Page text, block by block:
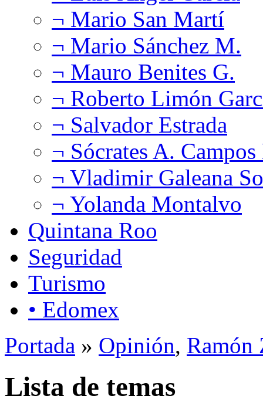
¬ Mario San Martí
¬ Mario Sánchez M.
¬ Mauro Benites G.
¬ Roberto Limón
¬ Salvador Estrada
¬ Sócrates A.
¬ Vladimir Galeana
¬ Yolanda Montalvo
Quintana Roo
Seguridad
Turismo
• Edomex
Portada » Opinión, Ramón
Lista de temas